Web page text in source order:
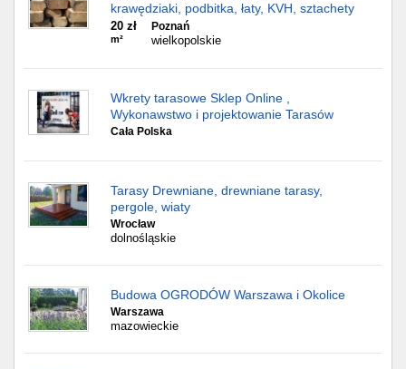
krawędziaki, podbitka, łaty, KVH, sztachety
20 zł
m²
Poznań
wielkopolskie
Wkrety tarasowe Sklep Online ,
Wykonawstwo i projektowanie Tarasów
Cała Polska
Tarasy Drewniane, drewniane tarasy,
pergole, wiaty
Wrocław
dolnośląskie
Budowa OGRODÓW Warszawa i Okolice
Warszawa
mazowieckie